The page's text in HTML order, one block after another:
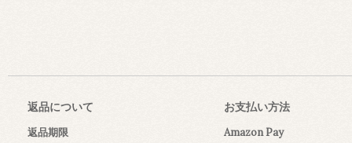
返品について
返品期限
お支払い方法
Amazon Pay